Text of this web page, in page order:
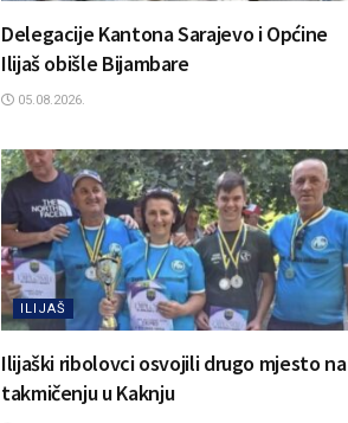
Delegacije Kantona Sarajevo i Općine
Ilijaš obišle Bijambare
05.08.2026.
ILIJAŠ
Ilijaški ribolovci osvojili drugo mjesto na
takmičenju u Kaknju